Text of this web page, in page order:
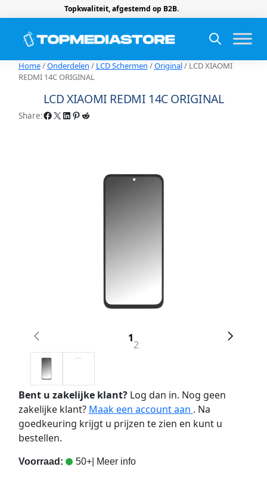
Topkwaliteit, afgestemd op B2B.
Home/Onderdelen / LCD Schermen /Original/ LCD XIAOMI
REDMI 14C ORIGINAL
LCD XIAOMI REDMI 14C ORIGINAL
Share:Facebook X LinkedIn Pinterest Reddit
1
2
Bent u zakelijke klant?Log dan in. Nog geen
zakelijke klant? Maak een account aan . Na
goedkeuring krijgt u prijzen te zien en kunt u
bestellen.
Voorraad: 50+| Meer info